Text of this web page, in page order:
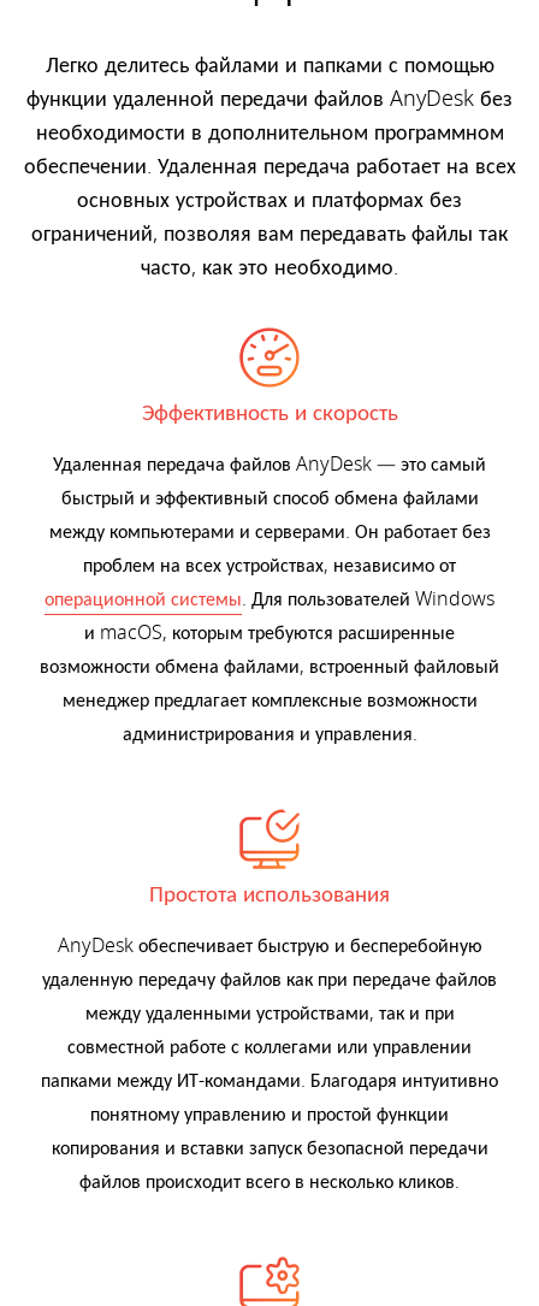
Легко делитесь файлами и папками с помощью
функции удаленной передачи файлов AnyDesk без
необходимости в дополнительном программном
обеспечении. Удаленная передача работает на всех
основных устройствах и платформах без
ограничений, позволяя вам передавать файлы так
часто, как это необходимо.
Эффективность и скорость
Удаленная передача файлов AnyDesk — это самый
быстрый и эффективный способ обмена файлами
между компьютерами и серверами. Он работает без
проблем на всех устройствах, независимо от
операционной системы. Для пользователей Windows
и macOS, которым требуются расширенные
возможности обмена файлами, встроенный файловый
менеджер предлагает комплексные возможности
администрирования и управления.
Простота использования
AnyDesk обеспечивает быструю и бесперебойную
удаленную передачу файлов как при передаче файлов
между удаленными устройствами, так и при
совместной работе с коллегами или управлении
папками между ИТ-командами. Благодаря интуитивно
понятному управлению и простой функции
копирования и вставки запуск безопасной передачи
файлов происходит всего в несколько кликов.